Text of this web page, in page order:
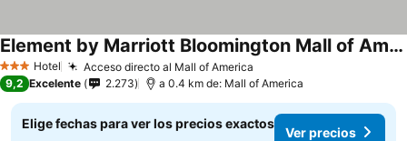
3 Estrellas
Hotel Acceso directo al Mall of America
Element by Marriott Bloomington Mall of America
9,2 Excelente 2.273 a 0.4 km de: Mall of America
Elige fechas para ver los precios exactos
Ver precios